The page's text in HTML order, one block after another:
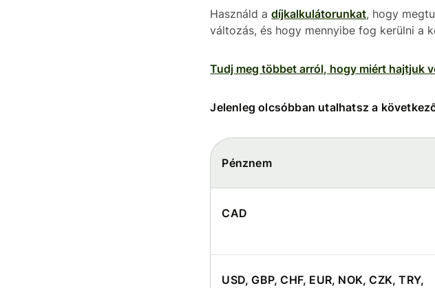
Használd adíjkalkulátorunkat, hogy
változás, és hogy mennyibe fog kerülni a
Tudj meg többet arról, hogy miért hajtjuk
Jelenleg olcsóbban utalhatsz a
Pénznem
CAD
USD, GBP, CHF, EUR, NOK, CZK, TRY,